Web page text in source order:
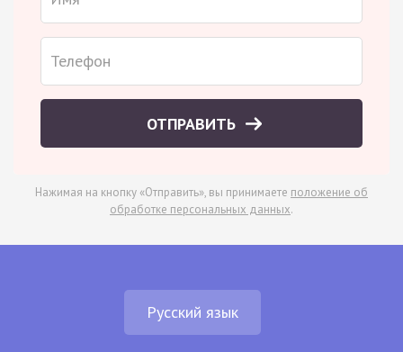
ОТПРАВИТЬ
Нажимая на кнопку «Отправить», вы принимаете положение об
обработке персональных данных.
Русский язык